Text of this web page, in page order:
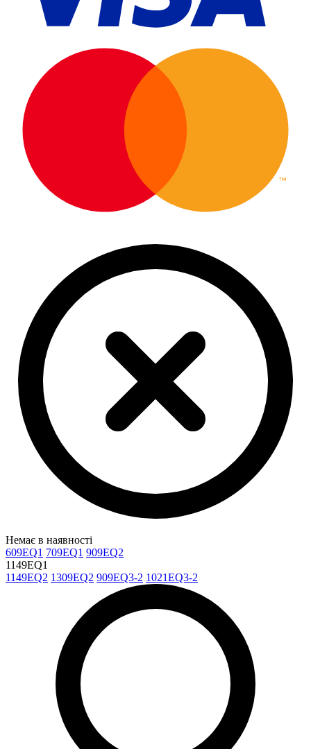
Немає в наявності
609EQ1 709EQ1 909EQ2
1149EQ1
1149EQ2 1309EQ2 909EQ3-2 1021EQ3-2